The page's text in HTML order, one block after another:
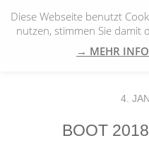
4.
BOOT
Diese Webseite benutzt
nutzen, stimmen Sie damit
→ MEHR